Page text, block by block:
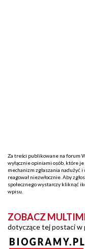
Za treści publikowane na forum
wyłącznie opiniami osób, które
mechanizm zgłaszania nadużyć
reagował niezwłocznie. Aby
społecznego wystarczy kliknąć
wpisu.
ZOBACZ
dotyczące tej postaci w